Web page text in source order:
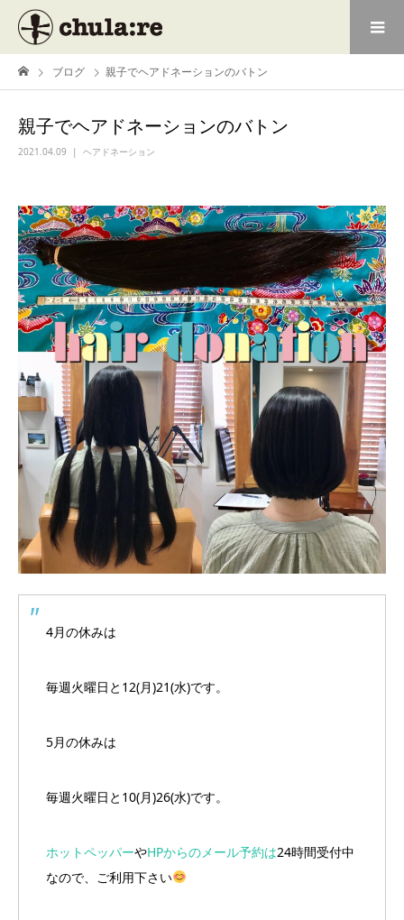
ブログ 親子でヘアドネーションのバトン
親子でヘアドネーションのバトン
2021.04.09 ヘアドネーション
4月の休みは
毎週火曜日と12(月)21(水)です。
5月の休みは
毎週火曜日と10(月)26(水)です。
ホットペッパーやHPからのメール予約は24時間受付中
なので、ご利用下さい